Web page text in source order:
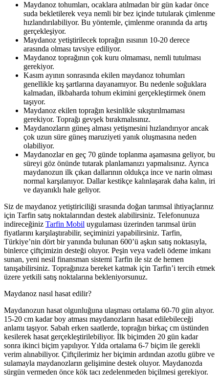
Maydanoz tohumları, ocaklara atılmadan bir gün kadar önce
suda bekletilerek veya nemli bir bez içinde tutularak çimlenme
hızlandırılabiliyor. Bu yöntemle, çimlenme oranında da artış
gerçekleşiyor.
Maydanoz yetiştirilecek toprağın ısısının 10-20 derece
arasında olması tavsiye ediliyor.
Maydanoz toprağının çok kuru olmaması, nemli tutulması
gerekiyor.
Kasım ayının sonrasında ekilen maydanoz tohumları
genellikle kış şartlarına dayanamıyor. Bu nedenle soğuklara
kalmadan, ilkbaharda tohum ekimini gerçekleştirmek önem
taşıyor.
Maydanoz ekilen toprağın kesinlikle sıkıştırılmaması
gerekiyor. Toprağı gevşek bırakmalısınız.
Maydanozların güneş alması yetişmesini hızlandırıyor ancak
çok uzun süre güneş maruziyeti yanık oluşmasına neden
olabiliyor.
Maydanozlar en geç 70 günde toplanma aşamasına geliyor, bu
süreyi göz önünde tutarak planlamanızı yapmalısınız. Ayrıca
maydanozun ilk çıkan dallarının oldukça ince ve narin olması
normal karşılanıyor. Dallar kestikçe kalınlaşarak daha kalın, iri
ve dayanıklı hale geliyor.
Siz de maydanoz yetiştiriciliği sırasında doğan tarımsal ihtiyaçlarınız
için Tarfin satış noktalarından destek alabilirsiniz. Telefonunuza
indireceğiniz Tarfin Mobil uygulaması üzerinden tarımsal ürün
fiyatlarını karşılaştırabilir, seçiminizi yapabilirsiniz. Tarfin,
Türkiye’nin dört bir yanında bulunan 600’ü aşkın satış noktasıyla,
binlerce çiftçimizin desteği oluyor. Peşin veya vadeli ödeme imkanı
sunan, yeni nesil finansman sistemi Tarfin ile siz de hemen
tanışabilirsiniz. Toprağınıza bereket katmak için Tarfin’i tercih etmek
üzere yetkili satış noktalarına bekleniyorsunuz.
Maydanoz nasıl hasat edilir?
Maydanozun hasat olgunluğuna ulaşması ortalama 60-70 gün alıyor.
15-20 cm kadar boy atması maydanozların hasat edilebileceği
anlamı taşıyor. Sabah erken saatlerde, toprağın birkaç cm üstünden
kesilerek hasat gerçekleştirilebiliyor. İlk biçimden 20 gün kadar
sonra ikinci biçim yapılıyor. Yılda ortalama 6-7 biçim ile gerekli
verim alınabiliyor. Çiftçilerimiz her biçimin ardından azotlu gübre ve
sulamayla maydanozların gelişimine destek oluyor. Maydanozda
sürgün vermeden önce kök tacı zedelenmeden biçilmesi gerekiyor.